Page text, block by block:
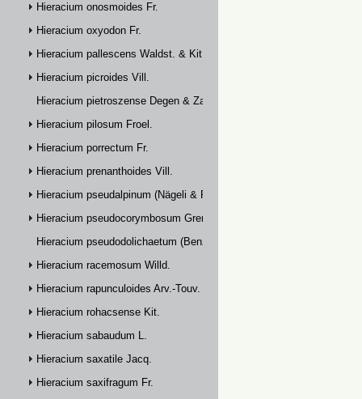
Hieracium onosmoides Fr.
Hieracium oxyodon Fr.
Hieracium pallescens Waldst. & Kit.
Hieracium picroides Vill.
Hieracium pietroszense Degen & Zahn
Hieracium pilosum Froel.
Hieracium porrectum Fr.
Hieracium prenanthoides Vill.
Hieracium pseudalpinum (Nägeli & Peter) Prain
Hieracium pseudocorymbosum Gremli
Hieracium pseudodolichaetum (Benz & Zahn) Zahn
Hieracium racemosum Willd.
Hieracium rapunculoides Arv.-Touv.
Hieracium rohacsense Kit.
Hieracium sabaudum L.
Hieracium saxatile Jacq.
Hieracium saxifragum Fr.